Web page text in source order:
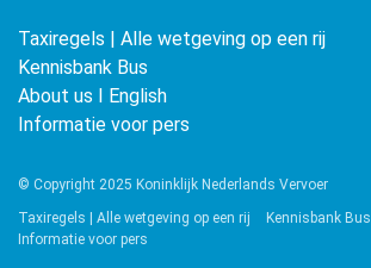
Taxiregels | Alle wetgeving op een rij
Kennisbank Bus
About us ǀ English
Informatie voor pers
© Copyright 2025 Koninklijk Nederlands Vervoer
Taxiregels | Alle wetgeving op een rij
Kennisbank Bus
Informatie voor pers